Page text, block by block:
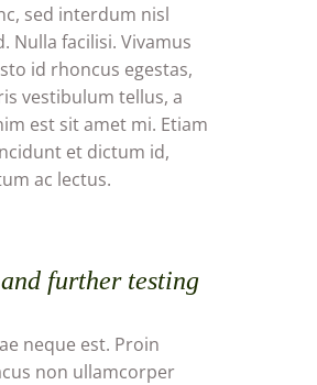
sed interdum nisl
Nulla facilisi. Vivamus
id rhoncus egestas,
vestibulum tellus, a
est sit amet mi. Etiam
et dictum id,
ac lectus.
further testing
neque est. Proin
non ullamcorper